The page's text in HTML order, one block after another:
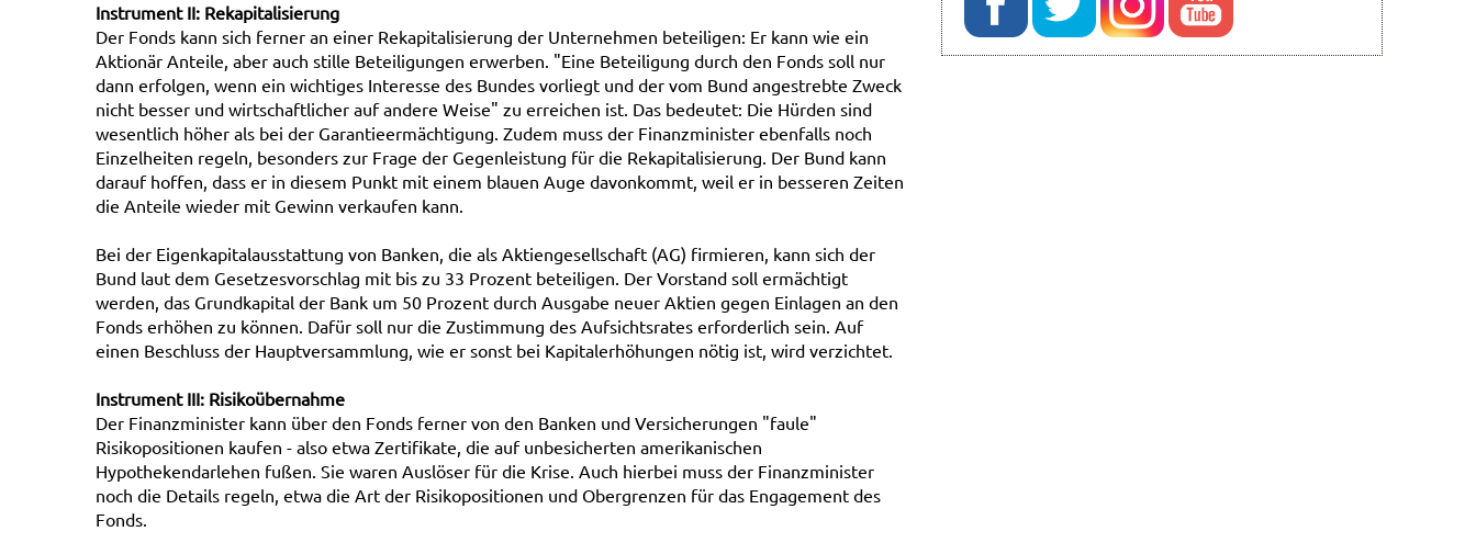
Instrument II: Rekapitalisierung
Der Fonds kann sich ferner an einer Rekapitalisierung der Unternehmen beteiligen: Er kann wie ein
Aktionär Anteile, aber auch stille Beteiligungen erwerben. "Eine Beteiligung durch den Fonds soll nur
dann erfolgen, wenn ein wichtiges Interesse des Bundes vorliegt und der vom Bund angestrebte Zweck
nicht besser und wirtschaftlicher auf andere Weise" zu erreichen ist. Das bedeutet: Die Hürden sind
wesentlich höher als bei der Garantieermächtigung. Zudem muss der Finanzminister ebenfalls noch
Einzelheiten regeln, besonders zur Frage der Gegenleistung für die Rekapitalisierung. Der Bund kann
darauf hoffen, dass er in diesem Punkt mit einem blauen Auge davonkommt, weil er in besseren Zeiten
die Anteile wieder mit Gewinn verkaufen kann.
Bei der Eigenkapitalausstattung von Banken, die als Aktiengesellschaft (AG) firmieren, kann sich der
Bund laut dem Gesetzesvorschlag mit bis zu 33 Prozent beteiligen. Der Vorstand soll ermächtigt
werden, das Grundkapital der Bank um 50 Prozent durch Ausgabe neuer Aktien gegen Einlagen an den
Fonds erhöhen zu können. Dafür soll nur die Zustimmung des Aufsichtsrates erforderlich sein. Auf
einen Beschluss der Hauptversammlung, wie er sonst bei Kapitalerhöhungen nötig ist, wird verzichtet.
Instrument III: Risikoübernahme
Der Finanzminister kann über den Fonds ferner von den Banken und Versicherungen "faule"
Risikopositionen kaufen - also etwa Zertifikate, die auf unbesicherten amerikanischen
Hypothekendarlehen fußen. Sie waren Auslöser für die Krise. Auch hierbei muss der Finanzminister
noch die Details regeln, etwa die Art der Risikopositionen und Obergrenzen für das Engagement des
Fonds.